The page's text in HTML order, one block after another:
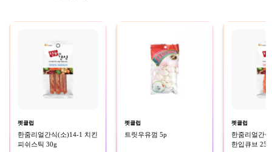
펫클럽
한줌리얼간식(소)14-1 치킨
피쉬스틱 30g
펫클럽
트릿우유껌 5p
펫클럽
한줌리얼간
한입큐브 25g